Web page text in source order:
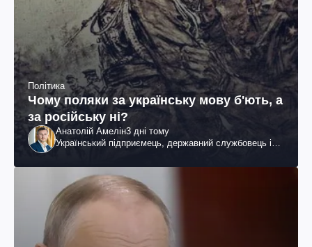
Політика
Чому поляки за українську мову б'ють, а
за російську ні?
Анатолій Амелін3 дні тому
Український підприємець, державний службовець і